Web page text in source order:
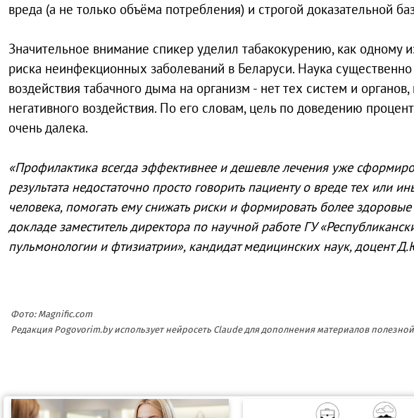
вреда (а не только объёма потребления) и строгой доказательной
Значительное внимание спикер уделил табакокурению, как
риска неинфекционных заболеваний в Беларуси. Наука
воздействия табачного дыма на организм - нет тех систем и
негативного воздействия. По его словам, цель по доведению
очень далека.
«Профилактика всегда эффективнее и дешевле лечения уже
результата недостаточно просто говорить пациенту о вреде тех
человека, помогать ему снижать риски и формировать более
докладе заместитель директора по научной работе ГУ
пульмонологии и фтизиатрии», кандидат медицинских наук, доцент
Фото: Magnific.com
Редакция Pogovorim.by использует нейросеть Claude для дополнения материалов